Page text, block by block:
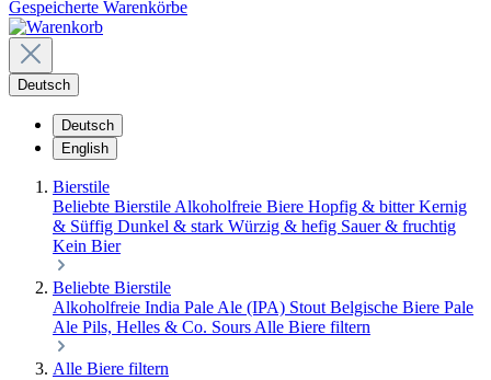
Gespeicherte Warenkörbe
Deutsch
Deutsch
English
Bierstile
Beliebte Bierstile Alkoholfreie Biere Hopfig & bitterKernig
& Süffig Dunkel & stark Würzig & hefig Sauer & fruchtig
Kein Bier
Beliebte Bierstile
Alkoholfreie India Pale Ale (IPA) Stout Belgische Biere Pale
Ale Pils, Helles & Co. Sours Alle Biere filtern
Alle Biere filtern